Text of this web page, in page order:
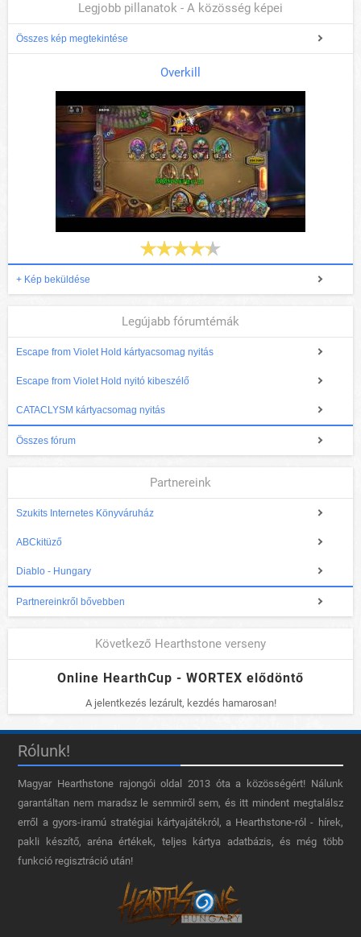
Legjobb pillanatok - A közösség képei
Összes kép megtekintése
Overkill
+ Kép beküldése
Legújabb fórumtémák
Escape from Violet Hold kártyacsomag nyitás
Escape from Violet Hold nyitó kibeszélő
CATACLYSM kártyacsomag nyitás
Összes fórum
Partnereink
Szukits Internetes Könyváruház
ABCkitüző
Diablo - Hungary
Partnereinkről bővebben
Következő Hearthstone verseny
Online HearthCup - WORTEX elődöntő
A jelentkezés lezárult, kezdés hamarosan!
Rólunk!
Magyar Hearthstone​ rajongói oldal 2013 óta a közösségért! Nálunk
garantáltan nem maradsz le semmiről sem, és itt mindent megtalálsz
erről a gyors-iramú stratégiai kártyajátékról, a Hearthstone-ról - hírek,
pakli készítő, aréna értékek, teljes kártya adatbázis, és még több
funkció regisztráció után!